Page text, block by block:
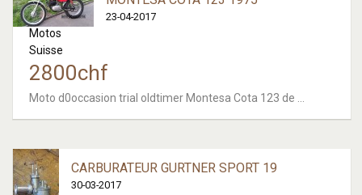
23-04-2017
Motos
Suisse
2800chf
Moto d0occasion trial oldtimer Montesa Cota 123 de ...
CARBURATEUR GURTNER SPORT 19
30-03-2017